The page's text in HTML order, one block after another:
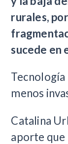
rurales,
sucede en
Tecnología
menos
Catalina
aporte que